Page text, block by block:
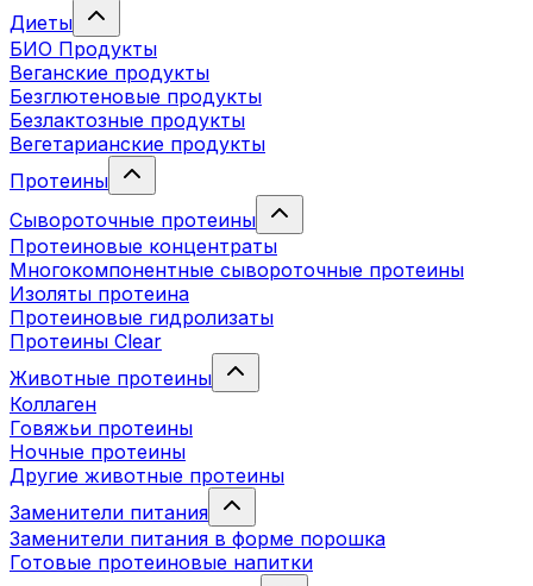
Диеты
БИО Продукты
Веганские продукты
Безглютеновые продукты
Безлактозные продукты
Вегетарианские продукты
Протеины
Сывороточные протеины
Протеиновые концентраты
Многокомпонентные сывороточные протеины
Изоляты протеина
Протеиновые гидролизаты
Протеины Clear
Животные протеины
Коллаген
Говяжьи протеины
Ночные протеины
Другие животные протеины
Заменители питания
Заменители питания в форме порошка
Готовые протеиновые напитки